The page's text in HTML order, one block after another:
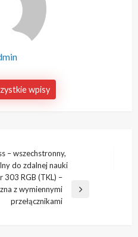
wpisy
– wszechstronny,
do zdalnej nauki
303 RGB (TKL) –
z wymiennymi
przełącznikami